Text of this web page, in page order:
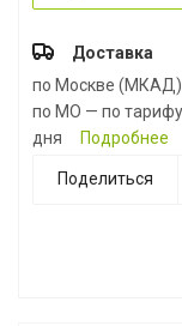
Доставка
по Москве
по МО — по тарифу
дня
Подробнее
Поделиться